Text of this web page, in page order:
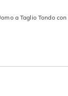
a Taglio Tondo